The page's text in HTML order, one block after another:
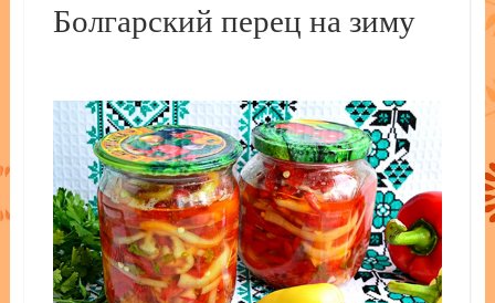
Болгарский перец на зиму